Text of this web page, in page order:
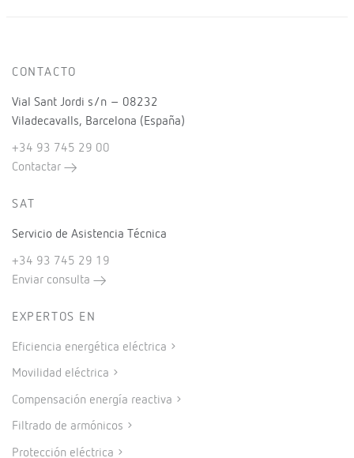
CONTACTO
Vial Sant Jordi s/n – 08232
Viladecavalls, Barcelona (España)
+34 93 745 29 00
Contactar
SAT
Servicio de Asistencia Técnica
+34 93 745 29 19
Enviar consulta
EXPERTOS EN
Eficiencia energética eléctrica
Movilidad eléctrica
Compensación energía reactiva
Filtrado de armónicos
Protección eléctrica